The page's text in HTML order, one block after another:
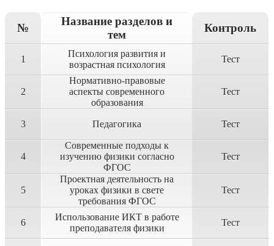
№
Название разделов и
тем
Контроль
1
Психология развития и
возрастная психология
Тест
2
Нормативно-правовые
аспекты современного
образования
Тест
3 Педагогика Тест
4
Современные подходы к
изучению физики согласно
ФГОС
Тест
5
Проектная деятельность на
уроках физики в свете
требования ФГОС
Тест
6
Использование ИКТ в работе
преподавателя физики
Тест